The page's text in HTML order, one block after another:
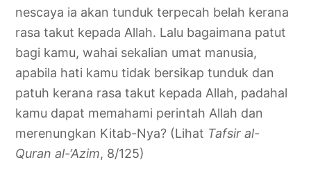
nescaya ia akan tunduk terpecah belah kerana
rasa takut kepada Allah. Lalu bagaimana patut
bagi kamu, wahai sekalian umat manusia,
apabila hati kamu tidak bersikap tunduk dan
patuh kerana rasa takut kepada Allah, padahal
kamu dapat memahami perintah Allah dan
merenungkan Kitab-Nya? (Lihat Tafsir al-
Quran al-‘Azim, 8/125)